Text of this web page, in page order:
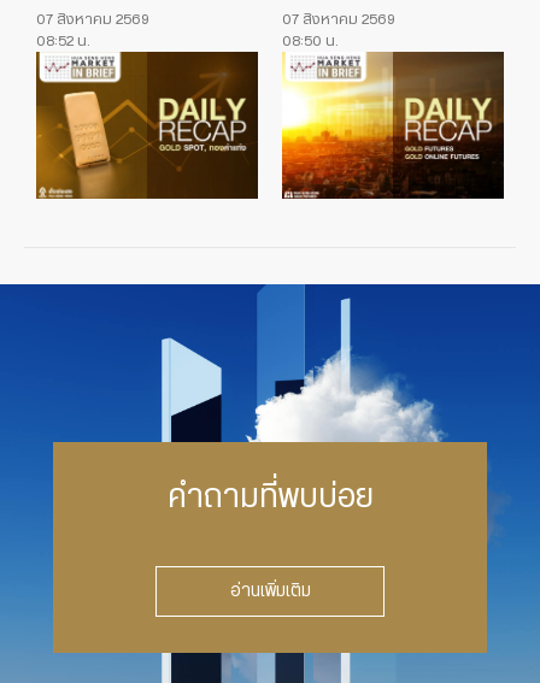
07 สิงหาคม 2569
08:52 น.
07 สิงหาคม 2569
08:50 น.
คำถามที่พบบ่อย
อ่านเพิ่มเติม